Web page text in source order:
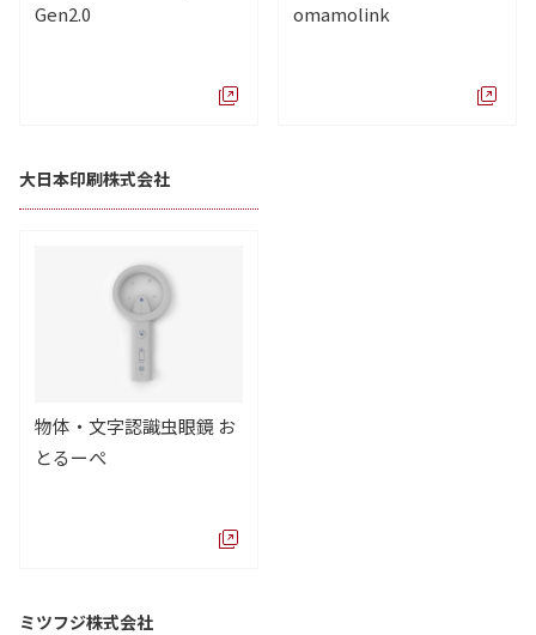
Gen2.0
omamolink
大日本印刷株式会社
物体・文字認識虫眼鏡 お
とるーぺ
ミツフジ株式会社